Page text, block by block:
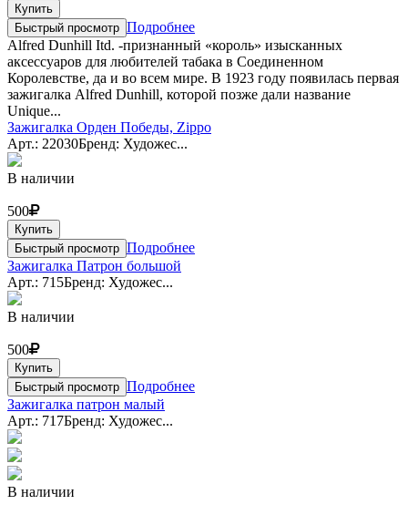
Купить
Быстрый просмотр Подробнее
Alfred Dunhill Itd. -признанный «король» изысканных
аксессуаров для любителей табака в Соединенном
Королевстве, да и во всем мире. В 1923 году появилась первая
зажигалка Alfred Dunhill, которой позже дали название
Unique...
Зажигалка Орден Победы, Zippo
Арт.: 22030Бренд: Художес...
В наличии
500
Купить
Быстрый просмотр Подробнее
Зажигалка Патрон большой
Арт.: 715Бренд: Художес...
В наличии
500
Купить
Быстрый просмотр Подробнее
Зажигалка патрон малый
Арт.: 717Бренд: Художес...
В наличии